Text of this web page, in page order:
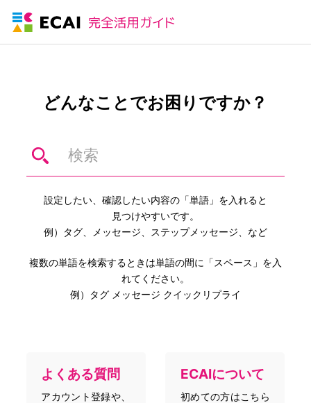
どんなことでお困りですか？
設定したい、確認したい内容の「単語」を入れると
見つけやすいです。
例）タグ、メッセージ、ステップメッセージ、など
複数の単語を検索するときは単語の間に「スペース」を入
れてください。
例）タグ メッセージ クイックリプライ
よくある質問
アカウント登録や、
ECAIについて
初めての方はこちら